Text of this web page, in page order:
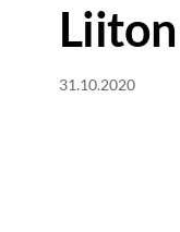
31.10.2020